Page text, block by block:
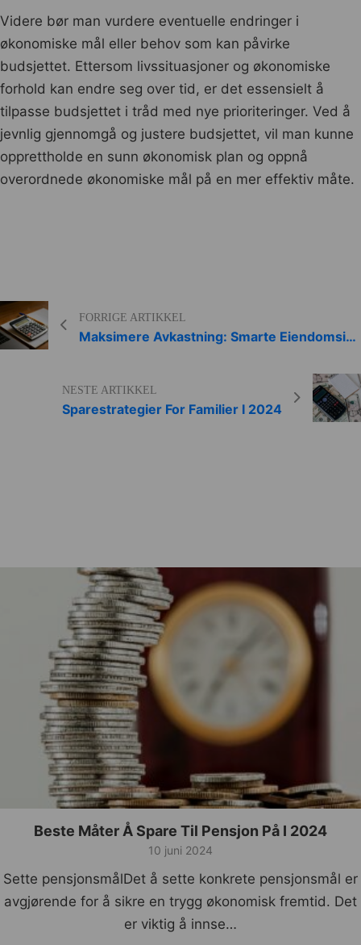
Videre bør man vurdere eventuelle endringer i
økonomiske mål eller behov som kan påvirke
budsjettet. Ettersom livssituasjoner og økonomiske
forhold kan endre seg over tid, er det essensielt å
tilpasse budsjettet i tråd med nye prioriteringer. Ved å
jevnlig gjennomgå og justere budsjettet, vil man kunne
opprettholde en sunn økonomisk plan og oppnå
overordnede økonomiske mål på en mer effektiv måte.
FORRIGE ARTIKKEL
Maksimere Avkastning: Smarte Eiendomsinvesteringsstrategier
NESTE ARTIKKEL
Sparestrategier For Familier I 2024
Beste Måter Å Spare Til Pensjon På I 2024
10 juni 2024
Sette pensjonsmålDet å sette konkrete pensjonsmål er
avgjørende for å sikre en trygg økonomisk fremtid. Det
er viktig å innse…